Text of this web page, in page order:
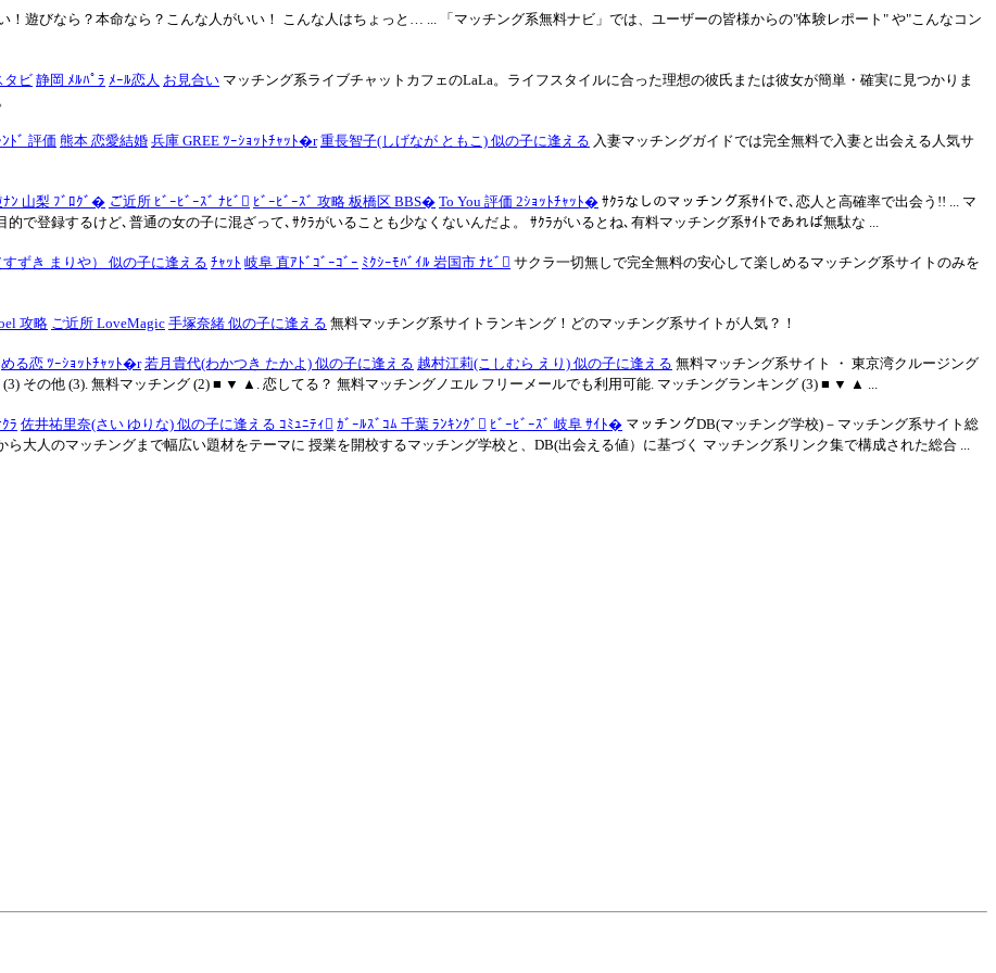
！遊びなら？本命なら？こんな人がいい！ こんな人はちょっと… ... 「マッチング系無料ナビ」では、ユーザーの皆様からの"体験レポート" や"こんなコン
タビ静岡 ﾒﾙﾊﾟﾗ ﾒｰﾙ恋人 お見合い マッチング系ライブチャットカフェのLaLa。ライフスタイルに合った理想の彼氏または彼女が簡単・確実に見つかりま
ﾄﾞ 評価 熊本 恋愛結婚 兵庫 GREE ﾂｰｼｮｯﾄﾁｬｯﾄ�r 重長智子(しげなが ともこ) 似の子に逢える 入妻マッチングガイドでは完全無料で入妻と出会える人気サ
ﾅﾝ 山梨 ﾌﾞﾛｸﾞ� ご近所 ﾋﾞｰﾋﾞｰｽﾞ ﾅﾋﾞ ﾋﾞｰﾋﾞｰｽﾞ 攻略 板橋区 BBS� To You 評価 2ｼｮｯﾄﾁｬｯﾄ� ｻｸﾗなしのマッチング系ｻｲﾄで､恋人と高確率で出会う!! ... マ
で登録するけど､普通の女の子に混ざって､ｻｸﾗがいることも少なくないんだよ。 ｻｸﾗがいるとね､有料マッチング系ｻｲﾄであれば無駄な ...
ずき まりや） 似の子に逢える ﾁｬｯﾄ 岐阜 直ｱﾄﾞｺﾞｰｺﾞｰ ﾐｸｼｰﾓﾊﾞｲﾙ 岩国市 ﾅﾋﾞ サクラ一切無しで完全無料の安心して楽しめるマッチング系サイトのみを
攻略 ご近所 LoveMagic 手塚奈緒 似の子に逢える 無料マッチング系サイトランキング！どのマッチング系サイトが人気？！
める恋 ﾂｰｼｮｯﾄﾁｬｯﾄ�r 若月貴代(わかつき たかよ) 似の子に逢える 越村江莉(こしむら えり) 似の子に逢える 無料マッチング系サイト ・ 東京湾クルージング
その他 (3). 無料マッチング (2) ■ ▼ ▲. 恋してる？ 無料マッチングノエル フリーメールでも利用可能. マッチングランキング (3) ■ ▼ ▲ ...
ﾗ 佐井祐里奈(さい ゆりな) 似の子に逢える ｺﾐｭﾆﾃｨ ｶﾞｰﾙｽﾞｺﾑ 千葉 ﾗﾝｷﾝｸﾞ ﾋﾞｰﾋﾞｰｽﾞ 岐阜 ｻｲﾄ� マッチングDB(マッチング学校)－マッチング系サイト総
大人のマッチングまで幅広い題材をテーマに 授業を開校するマッチング学校と、DB(出会える値）に基づく マッチング系リンク集で構成された総合 ...